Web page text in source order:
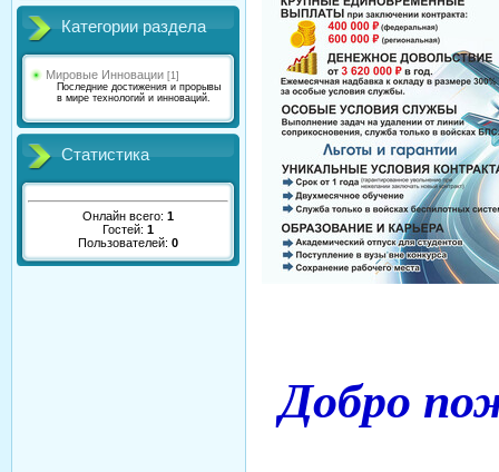
Категории раздела
Мировые Инновации [1]
Последние достижения и прорывы
в мире технологий и инноваций.
Статистика
Онлайн всего: 1
Гостей: 1
Пользователей: 0
Добро